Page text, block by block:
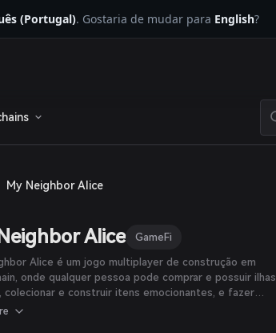
(Portugal). Gostaria de mudar para English?
My Neighbor Alice
Alice GameFi
Alice é um jogo multiplayer de construção em
onde qualquer pessoa pode comprar e possuir ilhas
colecionar e construir itens emocionantes, e fazer